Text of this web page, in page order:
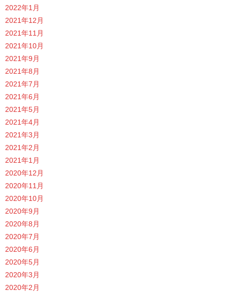
2022年1月
2021年12月
2021年11月
2021年10月
2021年9月
2021年8月
2021年7月
2021年6月
2021年5月
2021年4月
2021年3月
2021年2月
2021年1月
2020年12月
2020年11月
2020年10月
2020年9月
2020年8月
2020年7月
2020年6月
2020年5月
2020年3月
2020年2月